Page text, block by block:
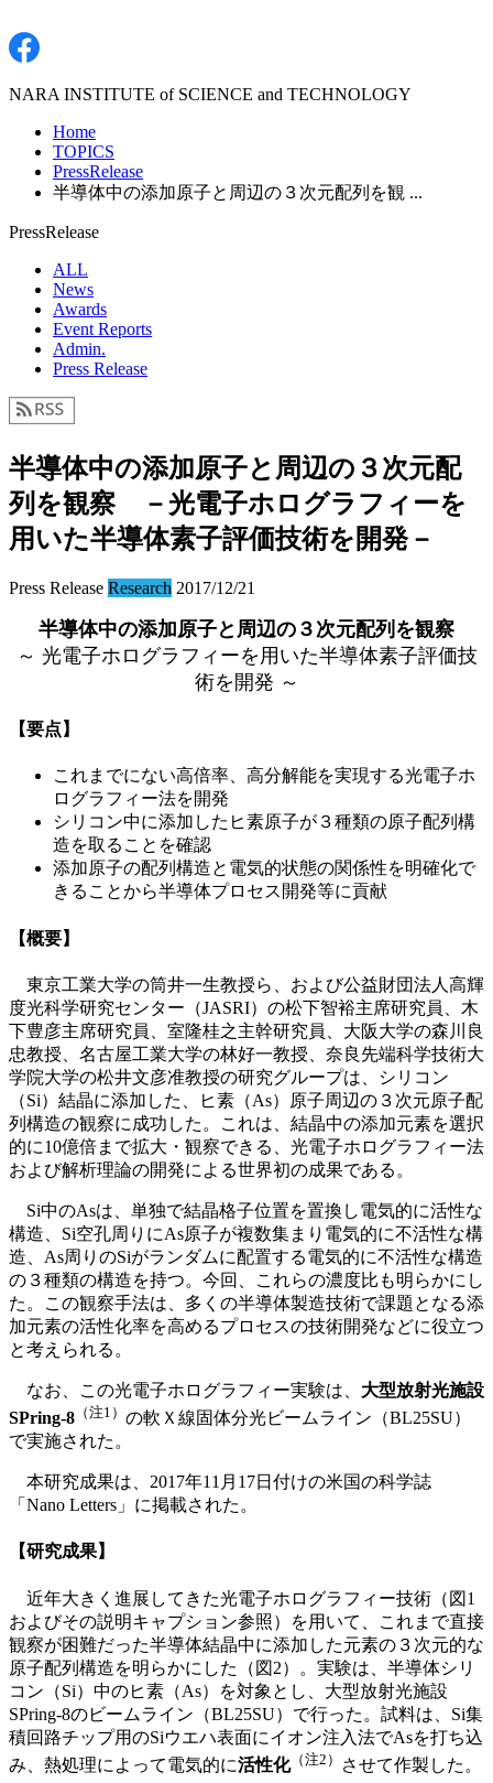
NARA INSTITUTE of SCIENCE and TECHNOLOGY
Home
TOPICS
PressRelease
半導体中の添加原子と周辺の３次元配列を観 ...
PressRelease
ALL
News
Awards
Event Reports
Admin.
Press Release
半導体中の添加原子と周辺の３次元配
列を観察 －光電子ホログラフィーを
用いた半導体素子評価技術を開発－
Press Release Research 2017/12/21
半導体中の添加原子と周辺の３次元配列を観察
～ 光電子ホログラフィーを用いた半導体素子評価技
術を開発 ～
【要点】
これまでにない高倍率、高分解能を実現する光電子ホ
ログラフィー法を開発
シリコン中に添加したヒ素原子が３種類の原子配列構
造を取ることを確認
添加原子の配列構造と電気的状態の関係性を明確化で
きることから半導体プロセス開発等に貢献
【概要】
東京工業大学の筒井一生教授ら、および公益財団法人高輝
度光科学研究センター（JASRI）の松下智裕主席研究員、木
下豊彦主席研究員、室隆桂之主幹研究員、大阪大学の森川良
忠教授、名古屋工業大学の林好一教授、奈良先端科学技術大
学院大学の松井文彦准教授の研究グループは、シリコン
（Si）結晶に添加した、ヒ素（As）原子周辺の３次元原子配
列構造の観察に成功した。これは、結晶中の添加元素を選択
的に10億倍まで拡大・観察できる、光電子ホログラフィー法
および解析理論の開発による世界初の成果である。
Si中のAsは、単独で結晶格子位置を置換し電気的に活性な
構造、Si空孔周りにAs原子が複数集まり電気的に不活性な構
造、As周りのSiがランダムに配置する電気的に不活性な構造
の３種類の構造を持つ。今回、これらの濃度比も明らかにし
た。この観察手法は、多くの半導体製造技術で課題となる添
加元素の活性化率を高めるプロセスの技術開発などに役立つ
と考えられる。
なお、この光電子ホログラフィー実験は、 大型放射光施設
SPring-8 （注1 ） の軟Ｘ線固体分光ビームライン（BL25SU）
で実施された。
本研究成果は、2017年11月17日付けの米国の科学誌
「Nano Letters」に掲載された。
【研究成果】
近年大きく進展してきた光電子ホログラフィー技術（図1
およびその説明キャプション参照）を用いて、これまで直接
観察が困難だった半導体結晶中に添加した元素の３次元的な
原子配列構造を明らかにした（図2）。実験は、半導体シリ
コン（Si）中のヒ素（As）を対象とし、大型放射光施設
SPring-8のビームライン（BL25SU）で行った。試料は、Si集
積回路チップ用のSiウエハ表面にイオン注入法でAsを打ち込
み、熱処理によって電気的に活性化 （注2 ） させて作製した。